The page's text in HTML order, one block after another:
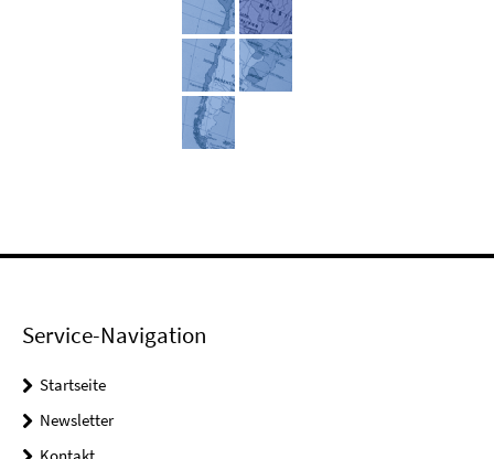
Service-Navigation
Startseite
Newsletter
Kontakt